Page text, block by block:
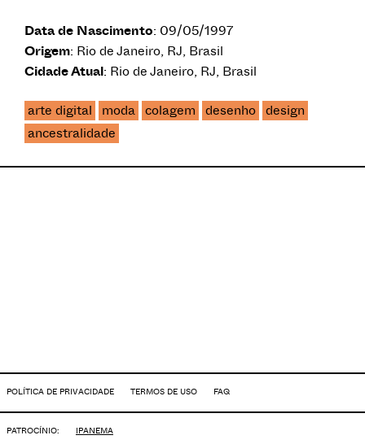
Data de Nascimento: 09/05/1997
Origem: Rio de Janeiro, RJ, Brasil
Cidade Atual: Rio de Janeiro, RJ, Brasil
arte digital moda colagem desenho design
ancestralidade
POLÍTICA DE PRIVACIDADE TERMOS DE USO FAQ
PATROCÍNIO: IPANEMA